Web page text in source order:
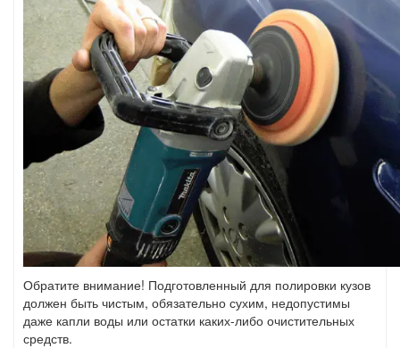
Обратите внимание! Подготовленный для полировки кузов
должен быть чистым, обязательно сухим, недопустимы
даже капли воды или остатки каких-либо очистительных
средств.